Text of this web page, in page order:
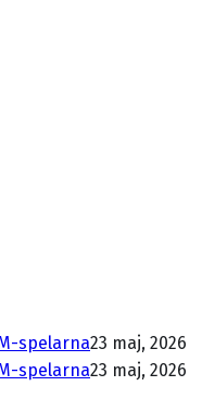
spelarna23 maj, 2026
spelarna23 maj, 2026